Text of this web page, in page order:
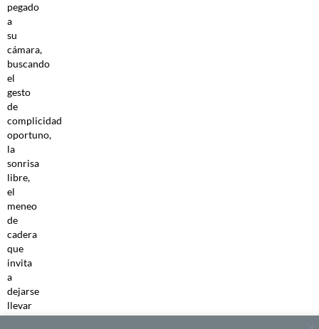
pegado
a
su
cámara,
buscando
el
gesto
de
complicidad
oportuno,
la
sonrisa
libre,
el
meneo
de
cadera
que
invita
a
dejarse
llevar
por